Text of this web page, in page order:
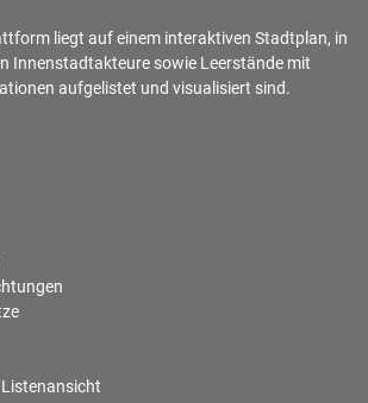
liegt auf einem interaktiven Stadtplan, in
Innenstadtakteure sowie Leerstände mit
aufgelistet und visualisiert sind.